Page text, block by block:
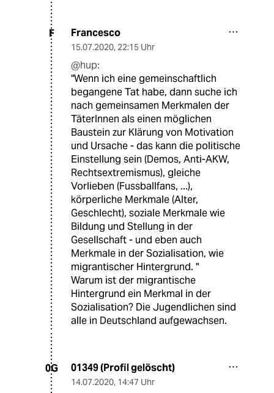
F Francesco
15.07.2020, 22:15 Uhr
@hup:
"Wenn ich eine gemeinschaftlich
begangene Tat habe, dann suche ich
nach gemeinsamen Merkmalen der
TäterInnen als einen möglichen
Baustein zur Klärung von Motivation
und Ursache - das kann die politische
Einstellung sein (Demos, Anti-AKW,
Rechtsextremismus), gleiche
Vorlieben (Fussballfans, ...),
körperliche Merkmale (Alter,
Geschlecht), soziale Merkmale wie
Bildung und Stellung in der
Gesellschaft - und eben auch
Merkmale in der Sozialisation, wie
migrantischer Hintergrund. "
Warum ist der migrantische
Hintergrund ein Merkmal in der
Sozialisation? Die Jugendlichen sind
alle in Deutschland aufgewachsen.
0G 01349 (Profil gelöscht)
14.07.2020, 14:47 Uhr